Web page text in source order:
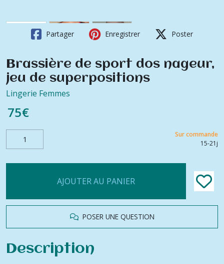
Partager Enregistrer Poster
Brassière de sport dos nageur,
jeu de superpositions
Lingerie Femmes
75€
Sur commande
15-21j
AJOUTER AU PANIER
POSER UNE QUESTION
Description